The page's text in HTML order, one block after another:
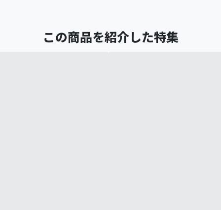
この商品を紹介した特集